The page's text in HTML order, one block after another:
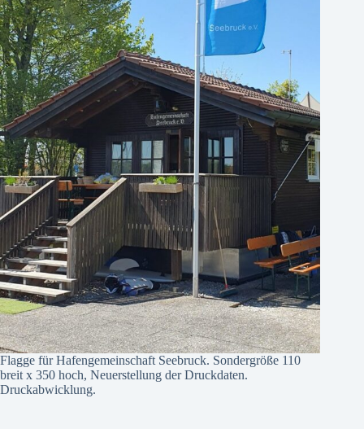
Flagge für Hafengemeinschaft Seebruck. Sondergröße 110
breit x 350 hoch, Neuerstellung der Druckdaten.
Druckabwicklung.